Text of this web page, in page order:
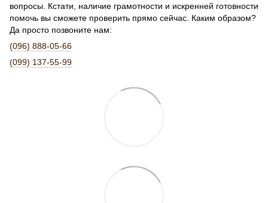
вопросы. Кстати, наличие грамотности и искренней готовности
помочь вы сможете проверить прямо сейчас. Каким образом?
Да просто позвоните нам:
(096) 888-05-66
(099) 137-55-99